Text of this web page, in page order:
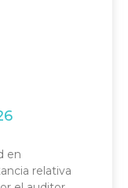
en
relativa